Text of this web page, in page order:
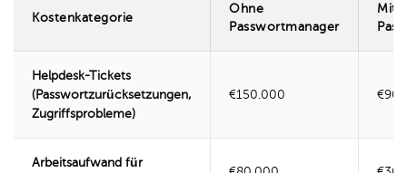
Kostenkategorie
Ohne
Passwortmanager
Mit
Helpdesk-Tickets
(Passwortzurücksetzungen,
Zugriffsprobleme)
€150.000
Arbeitsaufwand für